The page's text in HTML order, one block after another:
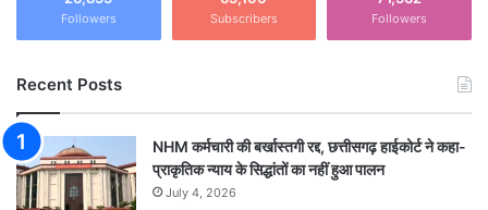
Followers Subscribers Followers
Recent Posts
NHM कर्मचारी की बर्खास्तगी रद्द, छत्तीसगढ़ हाईकोर्ट ने कहा-
प्राकृतिक न्याय के सिद्धांतों का नहीं हुआ पालन
July 4, 2026